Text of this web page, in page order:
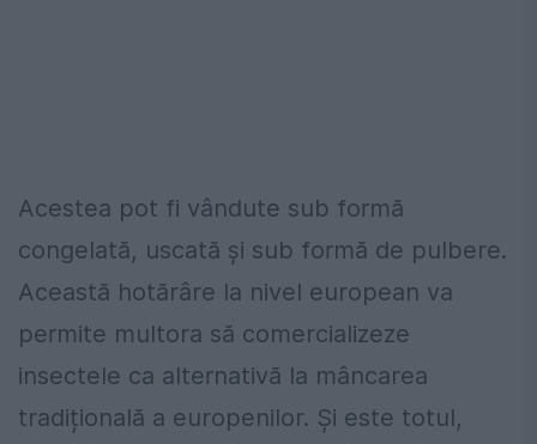
Acestea pot fi vândute sub formă
congelată, uscată și sub formă de pulbere.
Această hotărâre la nivel european va
permite multora să comercializeze
insectele ca alternativă la mâncarea
tradițională a europenilor. Și este totul,